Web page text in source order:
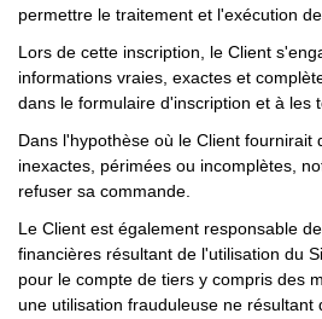
permettre le traitement et l'exécution
Lors de cette inscription, le Client
informations vraies, exactes et
dans le formulaire d'inscription et à les
Dans l'hypothèse où le Client fournirait
inexactes, périmées ou incomplètes,
refuser sa commande.
Le Client est également responsable
financières résultant de l'utilisation du
pour le compte de tiers y compris des
une utilisation frauduleuse ne résultant